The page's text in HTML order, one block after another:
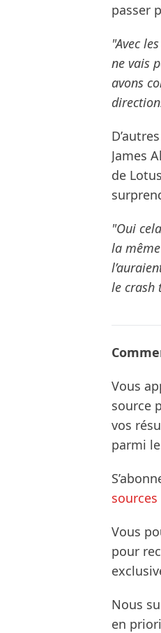
passer
"Avec
ne vais
avons
James
de
"Oui
la
le crash
Vous
source
vos
parmi
Vous
pour
Nous
en